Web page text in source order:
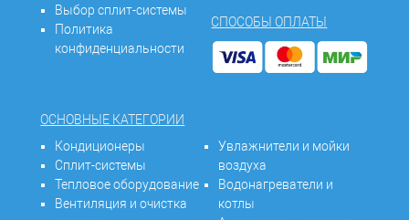
Выбор сплит-системы
Политика
конфиденциальности
СПОСОБЫ ОПЛАТЫ
ОСНОВНЫЕ КАТЕГОРИИ
Кондиционеры
Сплит-системы
Тепловое оборудование
Вентиляция и очистка
Увлажнители и мойки
воздуха
Водонагреватели и
котлы